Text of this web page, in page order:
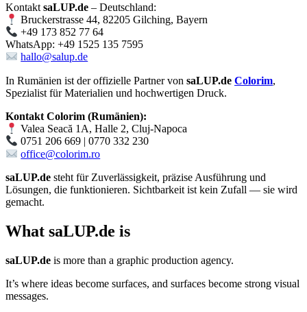
Kontakt saLUP.de – Deutschland:
Bruckerstrasse 44, 82205 Gilching, Bayern
+49 173 852 77 64
WhatsApp: +49 1525 135 7595
hallo@salup.de
In Rumänien ist der offizielle Partner von saLUP.de Colorim,
Spezialist für Materialien und hochwertigen Druck.
Kontakt Colorim (Rumänien):
Valea Seacă 1A, Halle 2, Cluj-Napoca
0751 206 669 | 0770 332 230
office@colorim.ro
saLUP.de steht für Zuverlässigkeit, präzise Ausführung und
Lösungen, die funktionieren. Sichtbarkeit ist kein Zufall — sie wird
gemacht.
What saLUP.de is
saLUP.de is more than a graphic production agency.
It’s where ideas become surfaces, and surfaces become strong visual
messages.